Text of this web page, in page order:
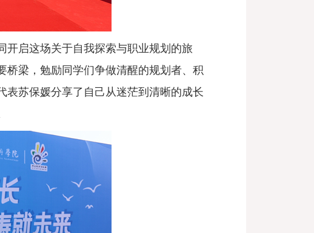
开启这场关于自我探索与职业规划的旅
桥梁，勉励同学们争做清醒的规划者、积
表苏保媛分享了自己从迷茫到清晰的成长